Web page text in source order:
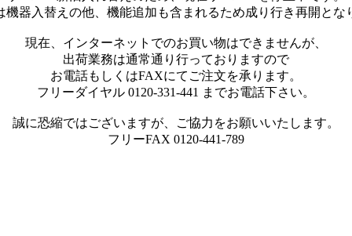
機器入替えの他、機能追加も含まれるため成り行き再開とな
現在、インターネットでのお買い物はできませんが、
出荷業務は通常通り行っておりますので
お電話もしくはFAXにてご注文を承ります。
フリーダイヤル 0120-331-441 までお電話下さい。
誠に恐縮ではございますが、ご協力をお願いいたします。
フリーFAX 0120-441-789